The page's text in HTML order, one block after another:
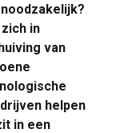
in
van
helpen
in een